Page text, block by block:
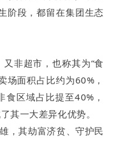
阶段，都留在集团生态
非超市，也称其为“食
场面积占比约为60%，
区域占比提至40%，
其一大差异化优势。
，其劫富济贫、守护民